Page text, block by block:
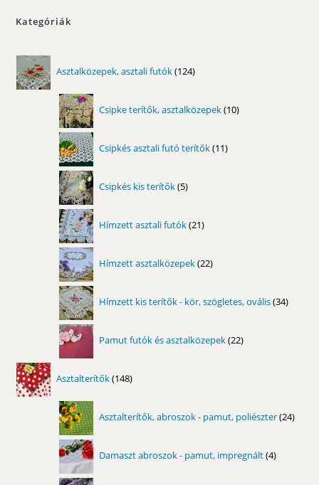
Kategóriák
Asztalközepek, asztali futók 124
termék
Csipke terítők, asztalközepek 10
termék
Csipkés asztali futó terítők 11
termék
Csipkés kis terítők 5
termék
Hímzett asztali futók 21
termék
Hímzett asztalközepek 22
termék
Hímzett kis terítők - kör, szögletes, ovális 34
termék
Pamut futók és asztalközepek 22
termék
Asztalterítők 148
termék
Asztalterítők, abroszok - pamut, poliészter 24
Damaszt abroszok - pamut, impregnált 4
termék